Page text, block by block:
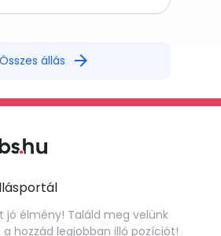
Összes állás arrow_forward
jó élmény! Találd meg velünk
hozzád legjobban illő pozíciót!